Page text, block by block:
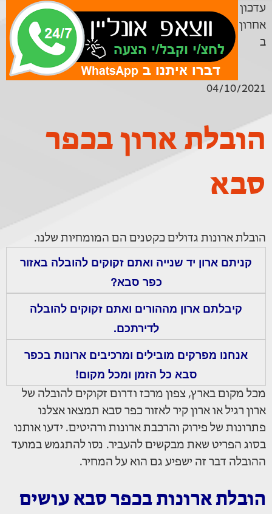
עדכון
אחרון
ב
04/10/2021
הובלת ארון בכפר
סבא
הובלת ארונות גדולים כקטנים הם המומחיות שלנו.
קניתם ארון יד שנייה ואתם זקוקים להובלה באזור
כפר סבא?
קיבלתם ארון מההורים ואתם זקוקים להובלה
לדירתכם.
אנחנו מפרקים מובילים ומרכיבים ארונות בכפר
סבא כל הזמן ומכל מקום!
מכל מקום בארץ, צפון מרכז ודרום זקוקים להובלה של
ארון רגיל או ארון קיר לאזור כפר סבא תמצאו אצלנו
פתרונות של פירוק והרכבת ארונות ורהיטים. ידעו אותנו
בסוג הפריט שאת מבקשים להעביר. נסו להתגמש במועד
ההובלה דבר זה ישפיע גם הוא על המחיר.
הובלת ארונות בכפר סבא עושים